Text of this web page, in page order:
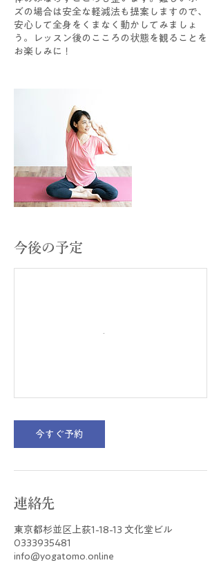
ズの場合は安全な軽減法も提案しますので、
安心して全身をくまなく動かしてみましょ
う。レッスン後のこころの状態を観ることを
お楽しみに！
今後の予定
今すぐ予約
連絡先
東京都杉並区上荻1-18-13 文化堂ビル
0333935481
info@yogatomo.online